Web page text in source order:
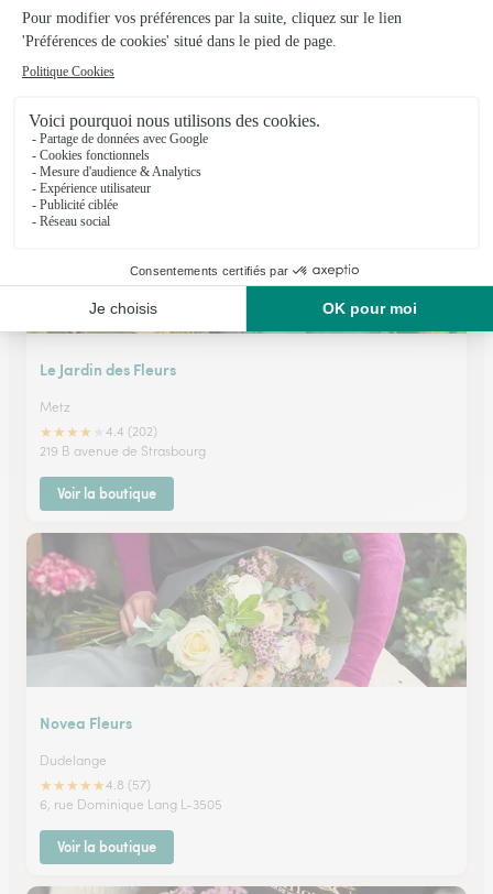
Fleurine
★★★★★4.7 (74)
Voir la boutique
Le Jardin des Fleurs
Metz
★★★★
4.4 (202)
219 B avenue de Strasbourg
Voir la boutique
Novea Fleurs
Dudelange
★★★★★4.8 (57)
6, rue Dominique Lang L-3505
Voir la boutique